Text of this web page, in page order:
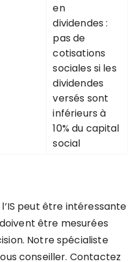
en
dividendes :
pas de
cotisations
sociales si les
dividendes
versés sont
inférieurs à
10% du capital
social
peut être intéressante
être mesurées
Notre spécialiste
conseiller. Contactez